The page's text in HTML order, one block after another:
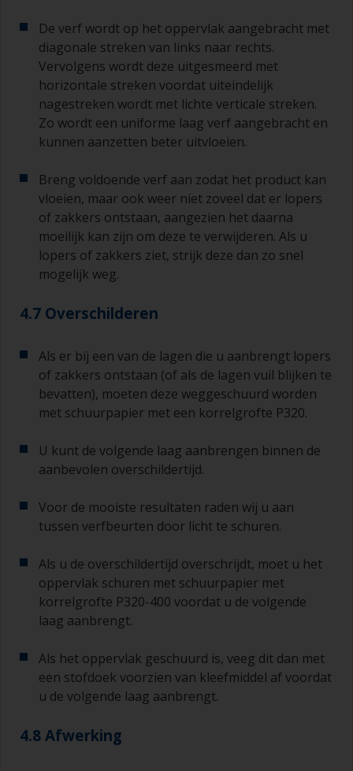
De verf wordt op het oppervlak aangebracht met
diagonale streken van links naar rechts.
Vervolgens wordt deze uitgesmeerd met
horizontale streken voordat uiteindelijk
nagestreken wordt met lichte verticale streken.
Zo wordt een uniforme laag verf aangebracht en
kunnen aanzetten beter uitvloeien.
Breng voldoende verf aan zodat het product kan
vloeien, maar ook weer niet zoveel dat er lopers
of zakkers ontstaan, aangezien het daarna
moeilijk kan zijn om deze te verwijderen. Als u
lopers of zakkers ziet, strijk deze dan zo snel
mogelijk weg.
4.7 Overschilderen
Als er bij een van de lagen die u aanbrengt lopers
of zakkers ontstaan (of als de lagen vuil blijken te
bevatten), moeten deze weggeschuurd worden
met schuurpapier met een korrelgrofte P320.
U kunt de volgende laag aanbrengen binnen de
aanbevolen overschildertijd.
Voor de mooiste resultaten raden wij u aan
tussen verfbeurten door licht te schuren.
Als u de overschildertijd overschrijdt, moet u het
oppervlak schuren met schuurpapier met
korrelgrofte P320-400 voordat u de volgende
laag aanbrengt.
Als het oppervlak geschuurd is, veeg dit dan met
een stofdoek voorzien van kleefmiddel af voordat
u de volgende laag aanbrengt.
4.8 Afwerking